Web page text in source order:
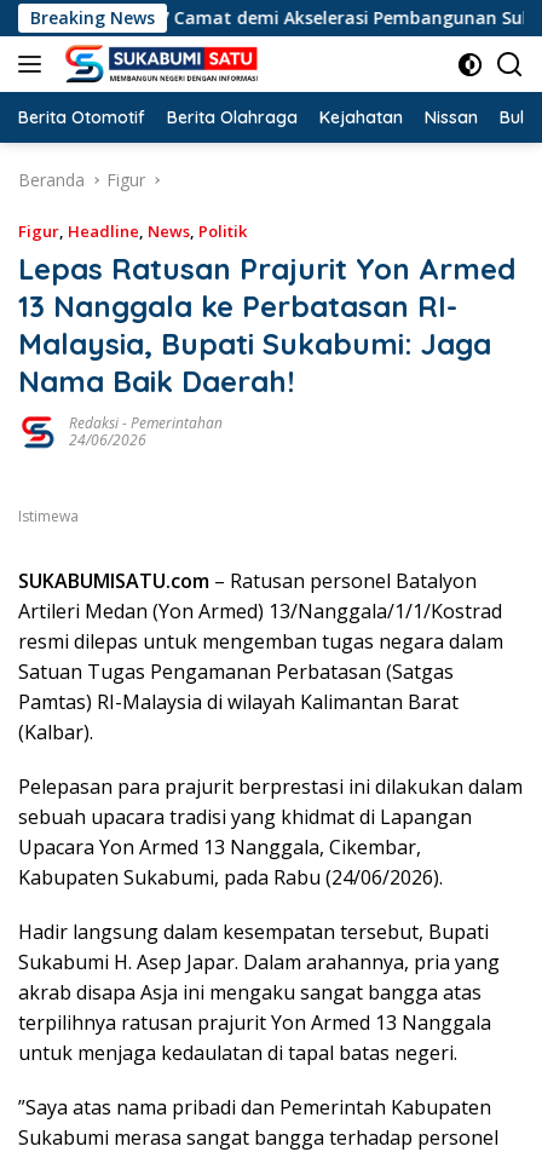
Langsung
ke
konten
Breaking News
27 Camat demi Akselerasi Pembangunan Sukabumi
Berita Otomotif Berita Olahraga Kejahatan Nissan
Beranda Figur
Figur, Headline, News, Politik
Lepas Ratusan Prajurit Yon Armed
13 Nanggala ke Perbatasan RI-
Malaysia, Bupati Sukabumi: Jaga
Nama Baik Daerah!
Redaksi-Pemerintahan
24/06/2026
Istimewa
SUKABUMISATU.com – Ratusan personel Batalyon
Artileri Medan (Yon Armed) 13/Nanggala/1/1/Kostrad
resmi dilepas untuk mengemban tugas negara dalam
Satuan Tugas Pengamanan Perbatasan (Satgas
Pamtas) RI-Malaysia di wilayah Kalimantan Barat
(Kalbar).
​Pelepasan para prajurit berprestasi ini dilakukan dalam
sebuah upacara tradisi yang khidmat di Lapangan
Upacara Yon Armed 13 Nanggala, Cikembar,
Kabupaten Sukabumi, pada Rabu (24/06/2026).
​Hadir langsung dalam kesempatan tersebut, Bupati
Sukabumi H. Asep Japar. Dalam arahannya, pria yang
akrab disapa Asja ini mengaku sangat bangga atas
terpilihnya ratusan prajurit Yon Armed 13 Nanggala
untuk menjaga kedaulatan di tapal batas negeri.
​”Saya atas nama pribadi dan Pemerintah Kabupaten
Sukabumi merasa sangat bangga terhadap personel